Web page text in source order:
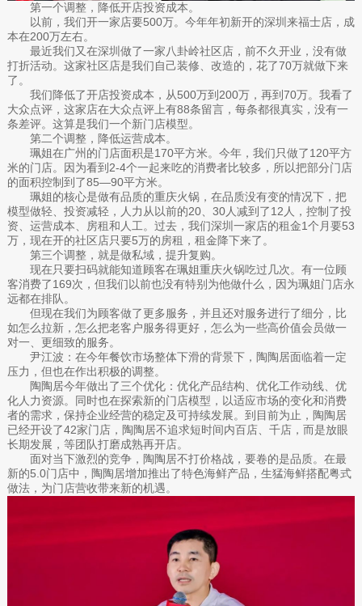
第一个调整，降低开店投资成本。
以前，我们开一家店要500万。今年年初新开的深圳来福士店，成
本在200万左右。
最近我们又在深圳做了一家八卦岭社区店，前不久开业，没有做
打折活动。这家社区店是我们自己装修、改造的，花了70万就做下来
了。
我们降低了开店投资成本，从500万到200万，再到70万。我看了
大众点评，这家店在大众点评上有88条留言，每条都很真实，没有一
条差评。这算是我们一个新门店模型。
第二个调整，降低运营成本。
珮姐在广州的门店面积是170平方米。今年，我们只做了120平方
米的门店。因为看到2-4个一起来吃的消费者比较多，所以把部分门店
的面积控制到了85—90平方米。
珮姐的核心是做有品质的重庆火锅，在品质没有变的情况下，把
模型做轻、投资减轻，人力从以前的20、30人减到了12人，控制了投
资、运营成本、房租和人工。过去，我们深圳一家店的租金1个月要53
万，现在开的社区店只要5万的房租，租金降下来了。
第三个调整，就是做私域，提升复购。
现在只要扫码就能知道顾客在珮姐重庆火锅吃过几次。有一位顾
客消费了169次，但我们以前也没有特别为他做什么，因为珮姐门店永
远都在排队。
但现在我们为顾客做了更多服务，并且还对服务进行了细分，比
如怎么拉新，怎么把老客户服务得更好，怎么为一些高价值会员做一
对一、更细致的服务。
尹江波：在今年餐饮市场整体下滑的背景下，陶陶居面临着一定
压力，但也在作出积极的调整。
陶陶居今年做出了三个优化：优化产品结构、优化工作动线、优
化人力资源。同时也在探索新的门店模型，以适应市场的变化和消费
者的需求，保持企业经营的稳定及可持续发展。到目前为止，陶陶居
已经开设了42家门店，陶陶居不追求短时间内百店、千店，而是放眼
长期发展，等团队打磨成熟再开店。
面对当下激烈的竞争，陶陶居不打价格战，要卷的是品质。在最
新的5.0门店中，陶陶居增加推出了特色海鲜产品，生猛海鲜搭配粤式
做法，为门店营收带来新的机遇。